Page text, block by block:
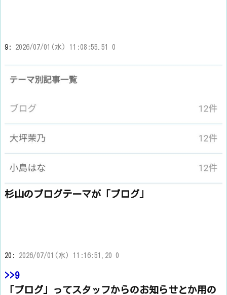
9: 2026/07/01(水) 11:08:55.51 0
杉山のブログテーマが「ブログ」
20: 2026/07/01(水) 11:16:51.20 0
>>9
「ブログ」ってスタッフからのお知らせとか用の